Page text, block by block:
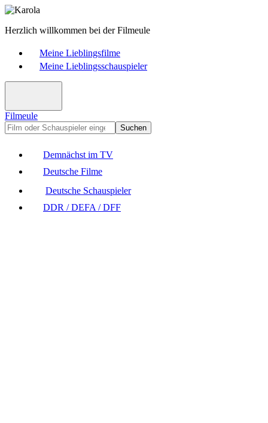
Herzlich willkommen bei der Filmeule
Meine Lieblingsfilme
Meine Lieblingsschauspieler
Filmeule
Suchen
Demnächst im TV
Deutsche Filme
Deutsche Schauspieler
DDR / DEFA / DFF